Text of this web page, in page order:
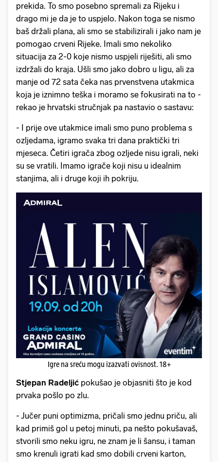
prekida. To smo posebno spremali za Rijeku i
drago mi je da je to uspjelo. Nakon toga se nismo
baš držali plana, ali smo se stabilizirali i jako nam je
pomogao crveni Rijeke. Imali smo nekoliko
situacija za 2-0 koje nismo uspjeli riješiti, ali smo
izdržali do kraja. Ušli smo jako dobro u ligu, ali za
manje od 72 sata čeka nas prvenstvena utakmica
koja je iznimno teška i moramo se fokusirati na to -
rekao je hrvatski stručnjak pa nastavio o sastavu:
- I prije ove utakmice imali smo puno problema s
ozljedama, igramo svaka tri dana praktički tri
mjeseca. Četiri igrača zbog ozljede nisu igrali, neki
su se vratili. Imamo igrače koji nisu u idealnim
stanjima, ali i druge koji ih pokriju.
Igre na sreću mogu izazvati ovisnost. 18+
Stjepan Radeljić pokušao je objasniti što je kod
prvaka pošlo po zlu.
- Jučer puni optimizma, pričali smo jednu priču, ali
kad primiš gol u petoj minuti, pa nešto pokušavaš,
stvorili smo neku igru, ne znam je li šansu, i taman
smo krenuli igrati kad smo dobili crveni karton,